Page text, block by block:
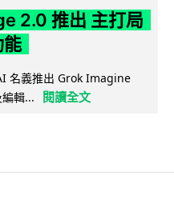
2.0 推出 主打局
能
名義推出 Grok Imagine
輯...
閱讀全文